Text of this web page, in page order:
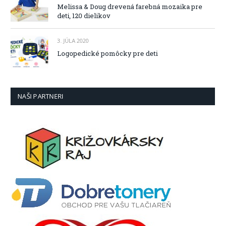
Melissa & Doug drevená farebná mozaika pre
deti, 120 dielikov
3. JÚLA 2020
Logopedické pomôcky pre deti
NAŠI PARTNERI